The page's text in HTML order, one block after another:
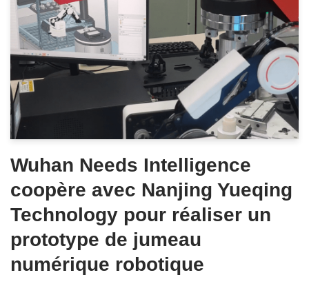
Wuhan Needs Intelligence
coopère avec Nanjing Yueqing
Technology pour réaliser un
prototype de jumeau
numérique robotique